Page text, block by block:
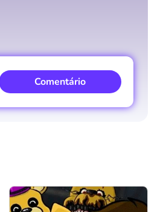
Comentário